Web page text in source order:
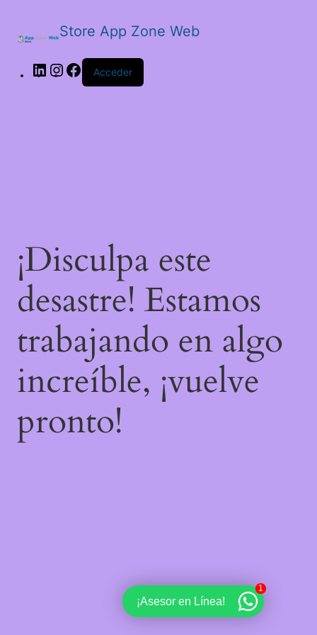
Store App Zone Web
Acceder
¡Disculpa este
desastre! Estamos
trabajando en algo
increíble, ¡vuelve
pronto!
¡Asesor en Línea!
1